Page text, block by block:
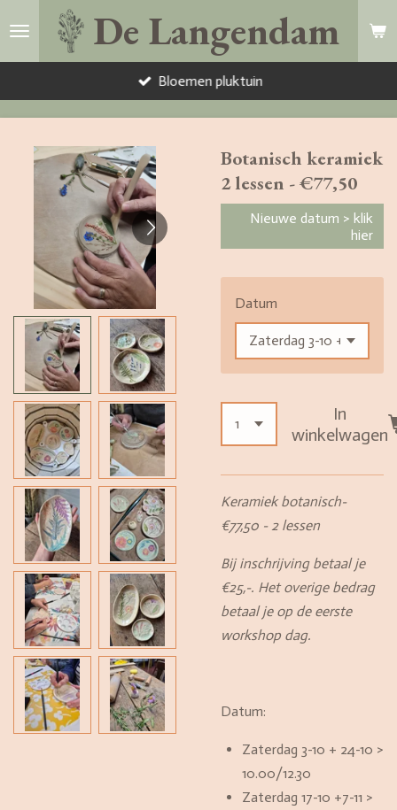
hoofdinhoud
De Langendam
Bloemen pluktuin
Botanisch keramiek
2 lessen - €77,50
Nieuwe datum > klik
hier
Datum
In
winkelwagen
Keramiek botanisch-
€77,50 - 2 lessen
Bij inschrijving betaal je
€25,-. Het overige bedrag
betaal je op de eerste
workshop dag.
Datum:
Zaterdag 3-10 + 24-10 >
10.00/12.30
Zaterdag 17-10 +7-11 >